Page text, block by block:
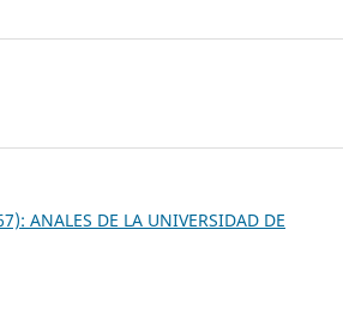
ANALES DE LA UNIVERSIDAD DE